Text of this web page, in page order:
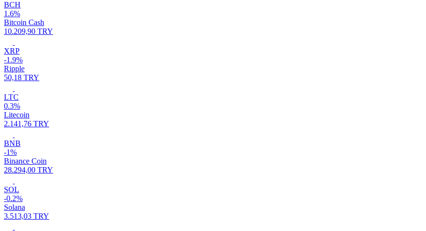
BCH
1.6%
Bitcoin Cash
10.209,90 TRY
XRP
-1.9%
Ripple
50,18 TRY
LTC
0.3%
Litecoin
2.141,76 TRY
BNB
-1%
Binance Coin
28.294,00 TRY
SOL
-0.2%
Solana
3.513,03 TRY